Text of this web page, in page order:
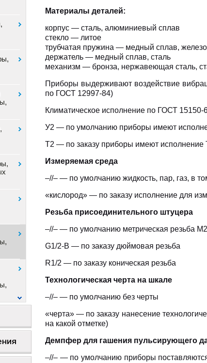
Материалы деталей:
корпус — сталь, алюминиевый сплав
стекло — литое
трубчатая пружина — медный сплав,
держатель — медный сплав, сталь
механизм — бронза, нержавеющая сталь,
Приборы выдерживают воздействие
по ГОСТ 12997-84)
Климатическое исполнение по ГОСТ 15150-
У2 — по умолчанию приборы имеют
Т2 — по заказу приборы имеют исполнение
Измеряемая среда
–//– — по умолчанию жидкость, пар, газ, в
«кислород» — по заказу исполнение для
Резьба присоединительного штуцера
–//– — по умолчанию метрическая резьба
G1/2-B — по заказу дюймовая резьба
R1/2 — по заказу коническая резьба
Технологическая черта на шкале
–//– — по умолчанию без черты
«черта» — по заказу нанесение
на какой отметке)
Демпфер для гашения пульсирующего
–//– — по умолчанию приборы